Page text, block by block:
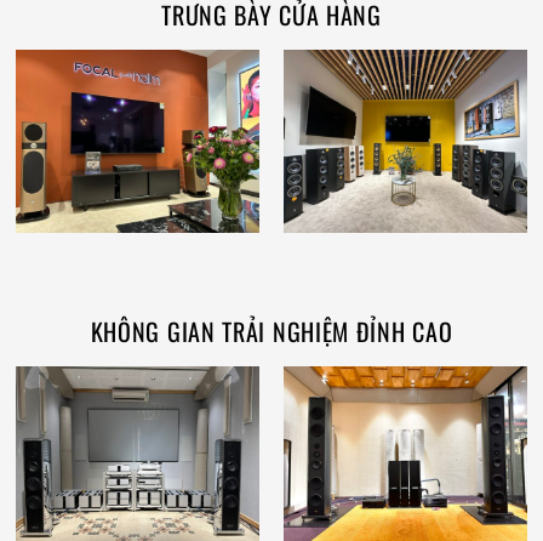
TRƯNG BÀY CỬA HÀNG
KHÔNG GIAN TRẢI NGHIỆM ĐỈNH CAO